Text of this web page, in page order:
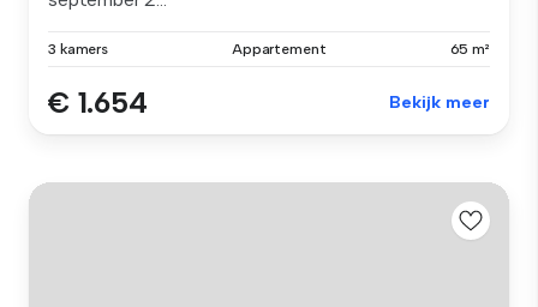
3 kamers Appartement 65 m²
€ 1.654 Bekijk meer